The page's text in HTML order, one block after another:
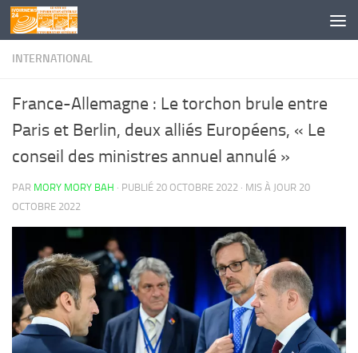
Skip to content
INTERNATIONAL
France-Allemagne : Le torchon brule entre
Paris et Berlin, deux alliés Européens, « Le
conseil des ministres annuel annulé »
PAR MORY MORY BAH · PUBLIÉ 20 OCTOBRE 2022 · MIS À JOUR 20
OCTOBRE 2022